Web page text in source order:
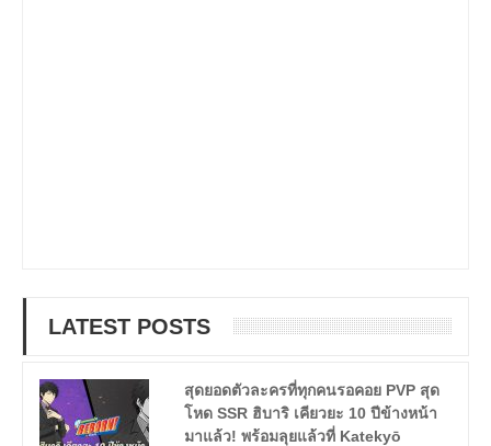
LATEST POSTS
สุดยอดตัวละครที่ทุกคนรอคอย PVP สุด
โหด SSR ฮิบาริ เคียวยะ 10 ปีข้างหน้า
มาแล้ว! พร้อมลุยแล้วที่ Katekyō